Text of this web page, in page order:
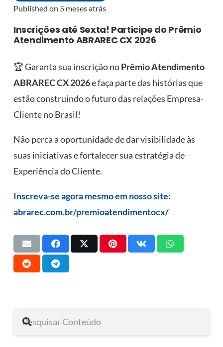
Published on 5 meses atrás
Inscrições até Sexta! Participe do Prêmio
Atendimento ABRAREC CX 2026
🏆 Garanta sua inscrição noPrêmio Atendimento
ABRAREC CX 2026e faça parte das histórias que
estão construindo o futuro das relações Empresa-
Cliente no Brasil!
Não perca a oportunidade de dar visibilidade às
suas iniciativas e fortalecer sua estratégia de
Experiência do Cliente.
Inscreva-se agora mesmo em nosso site:
abrarec.com.br/premioatendimentocx/